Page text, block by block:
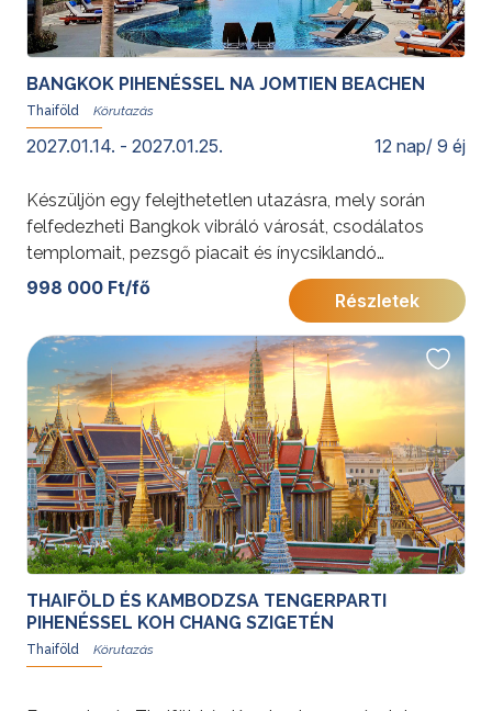
BANGKOK PIHENÉSSEL NA JOMTIEN BEACHEN
Thaiföld
2027.01.14. - 2027.01.25. 12 nap/ 9 éj
Készüljön egy felejthetetlen utazásra, mely során
felfedezheti Bangkok vibráló városát, csodálatos
templomait, pezsgő piacait és ínycsiklandó
gasztronómiáját, majd pihenhet Na Jomtien Beach
fehér homokos partján! Programunk tökéletes
egyensúlyt kínál a kulturális élmények, városi
felfedezések és tengerparti feltöltődés között.
Fakultatív programlehetőségeink között különleges
gasztrotúrák, hajókirándulások és szigettúrák is
szerepelnek, így mindenki megtalálja a számára
legizgalmasabb élményeket. Engedje, hogy magával
ragadja Thaiföld lüktető élete és egzotikus
szépsége!További érdekességekért Thaiföldről
kattintson ide.
998 000 Ft/fő
Részletek
THAIFÖLD ÉS KAMBODZSA TENGERPARTI
PIHENÉSSEL KOH CHANG SZIGETÉN
Thaiföld